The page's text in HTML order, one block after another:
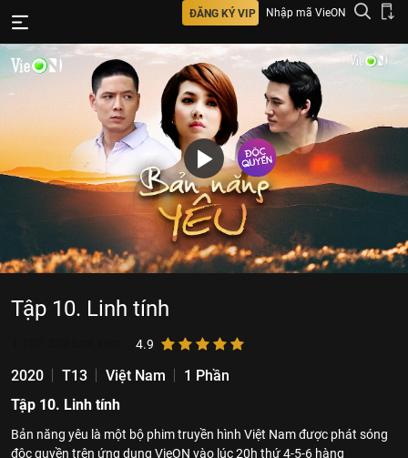
ĐĂNG KÝ VIP Nhập mã VieON
Tập 10. Linh tính
4.9
2020 T13 Việt Nam
1 Phần
Tập 10. Linh tính
Bản năng yêu là một bộ phim truyền hình Việt Nam được phát sóng
độc quyền trên ứng dụng VieON vào lúc 20h thứ 4-5-6 hàng